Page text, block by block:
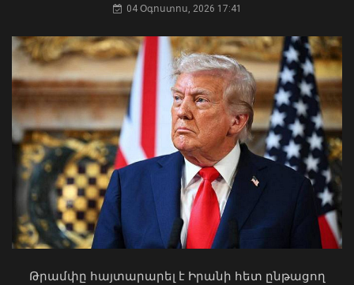
Իրանի գերագույն և հոգևոր
հանդիպել են
09 Օգոստոս, 2026 20:21
եկել. Կոնջորյանը՝ «Հայաստան»
04 Օգոստոս, 2026 15:53
04 Օգոստոս, 2026 17:41
Թրամփը հայտարարել է Իրանի հետ ընթացող